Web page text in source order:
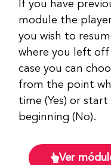
Ver
If you have
module the
you wish to
where you left
case you can
from the point
time (Yes) or
beginning (No).